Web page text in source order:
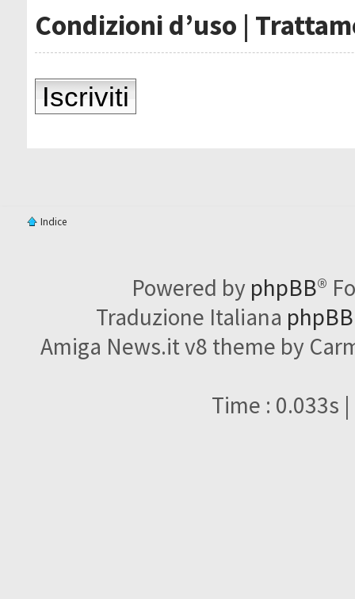
Condizioni d’uso |
Iscriviti
Indice
Powered by phpBB®
Traduzione Italiana
Amiga News.it v8 theme by
Time : 0.033s